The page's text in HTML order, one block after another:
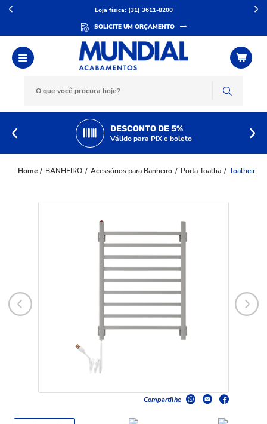
Loja física: (31) 3611-8200
SOLICITE UM ORÇAMENTO
DESCONTO DE 5%
Válido para PIX e boleto
BANHEIRO Acessórios para Banheiro Porta Toalha Toalheiro
Compartilhe